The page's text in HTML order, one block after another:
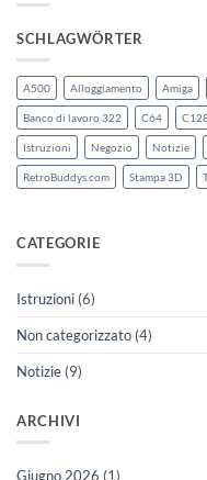
SCHLAGWÖRTER
A500 Alloggiamento Amiga
Banco di lavoro 322 C64
Istruzioni Negozio Notizie
RetroBuddys.com Stampa 3D
CATEGORIE
Istruzioni (6)
Non categorizzato (4)
Notizie (9)
ARCHIVI
Giugno 2026 (1)